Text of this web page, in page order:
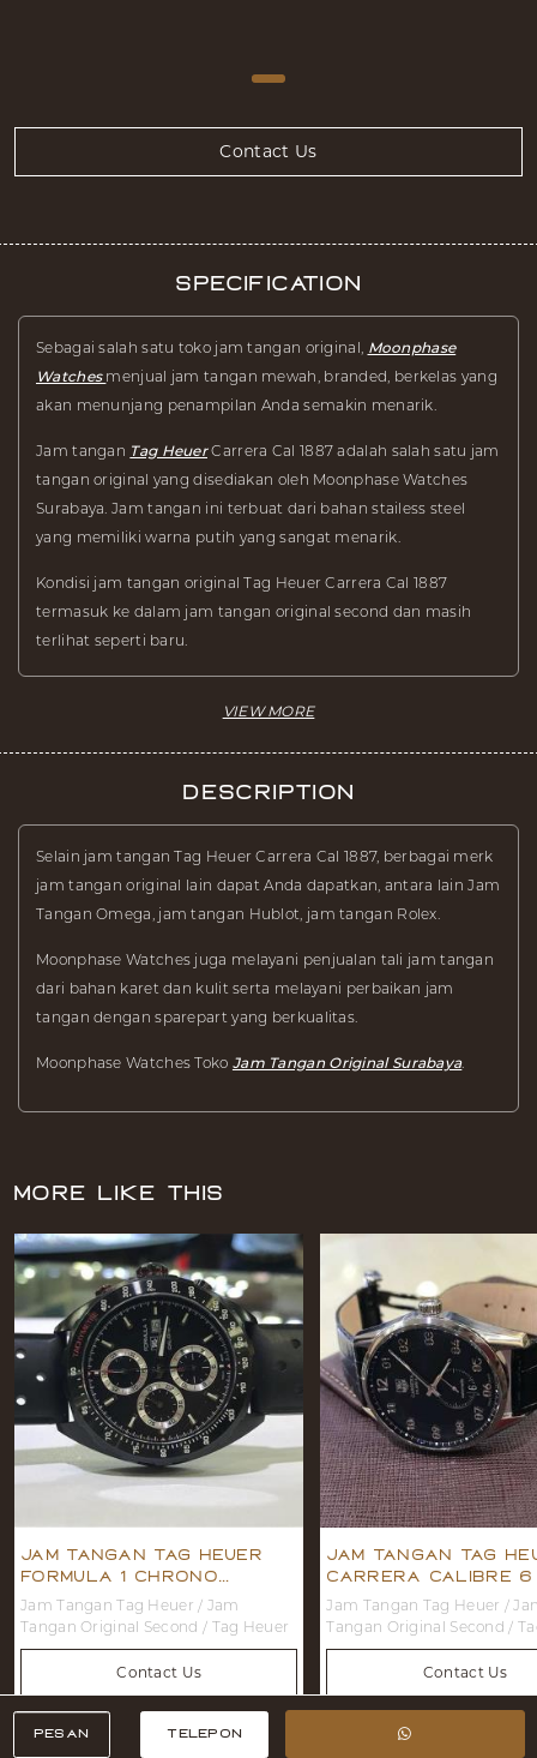
Contact Us
Specification
Sebagai salah satu toko jam tangan original, Moonphase
Watches menjual jam tangan mewah, branded, berkelas yang
akan menunjang penampilan Anda semakin menarik.
Jam tangan Tag HeuerCarrera Cal 1887 adalah salah satu jam
tangan original yang disediakan oleh Moonphase Watches
Surabaya. Jam tangan ini terbuat dari bahan stailess steel
yang memiliki warna putih yang sangat menarik.
Kondisi jam tangan original Tag Heuer Carrera Cal 1887
termasuk ke dalam jam tangan original second dan masih
terlihat seperti baru.
Description
Selain jam tangan Tag Heuer Carrera Cal 1887, berbagai merk
jam tangan original lain dapat Anda dapatkan, antara lain Jam
Tangan Omega, jam tangan Hublot, jam tangan Rolex.
Moonphase Watches juga melayani penjualan tali jam tangan
dari bahan karet dan kulit serta melayani perbaikan jam
tangan dengan sparepart yang berkualitas.
Moonphase Watches Toko Jam Tangan Original Surabaya.
Pesan TELEPON
More Like This
Jam Tangan Tag Heuer
Formula 1 Chrono
Calibre
Jam Tangan Tag Heuer / Jam
Tangan Original Second / Tag Heuer
Contact Us
Jam Tangan Tag
Carrera Calibre 6
Jam Tangan Tag Heuer / Jam
Tangan Original Second /
Contact Us